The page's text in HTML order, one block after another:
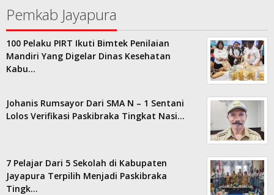
Pemkab Jayapura
100 Pelaku PIRT Ikuti Bimtek Penilaian
Mandiri Yang Digelar Dinas Kesehatan
Kabu…
Johanis Rumsayor Dari SMA N – 1 Sentani
Lolos Verifikasi Paskibraka Tingkat Nasi…
7 Pelajar Dari 5 Sekolah di Kabupaten
Jayapura Terpilih Menjadi Paskibraka
Tingk…